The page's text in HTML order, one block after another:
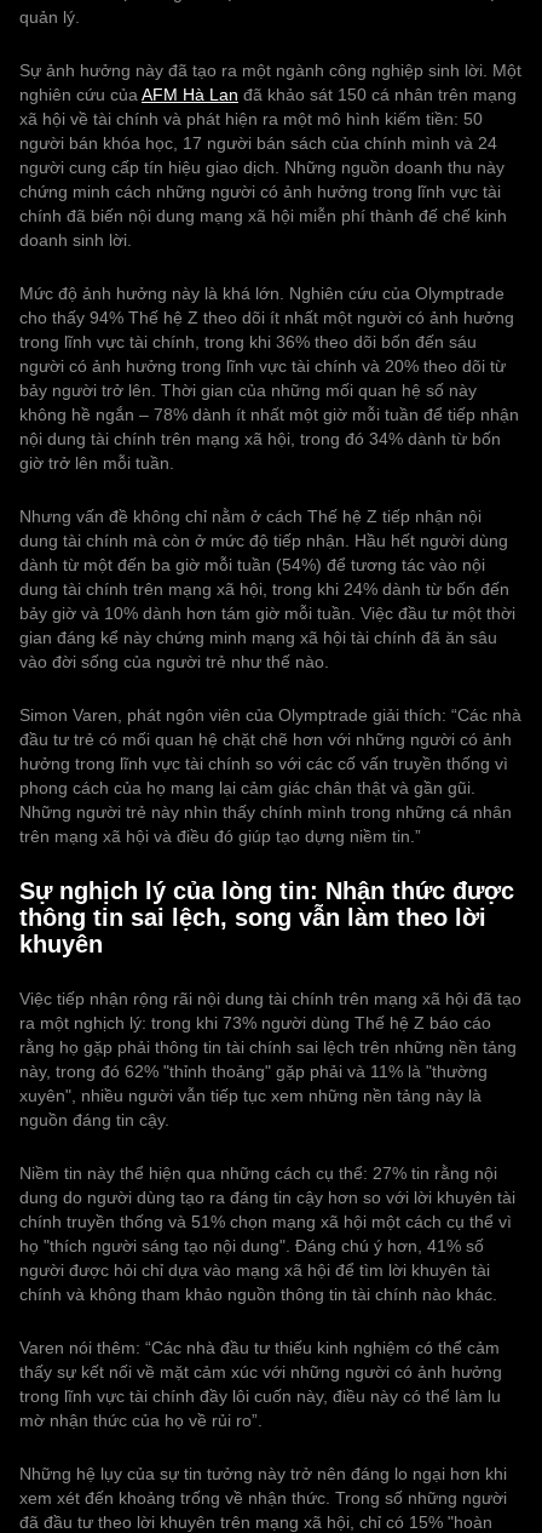
quản lý.
Sự ảnh hưởng này đã tạo ra một ngành công nghiệp sinh lời. Một
nghiên cứu của AFM Hà Lan đã khảo sát 150 cá nhân trên mạng
xã hội về tài chính và phát hiện ra một mô hình kiếm tiền: 50
người bán khóa học, 17 người bán sách của chính mình và 24
người cung cấp tín hiệu giao dịch. Những nguồn doanh thu này
chứng minh cách những người có ảnh hưởng trong lĩnh vực tài
chính đã biến nội dung mạng xã hội miễn phí thành đế chế kinh
doanh sinh lời.
Mức độ ảnh hưởng này là khá lớn. Nghiên cứu của Olymptrade
cho thấy 94% Thế hệ Z theo dõi ít ‌‌nhất một người có ảnh hưởng
trong lĩnh vực tài chính, trong khi 36% theo dõi bốn đến sáu
người có ảnh hưởng trong lĩnh vực tài chính và 20% theo dõi từ
bảy người trở lên. Thời gian của những mối quan hệ số này
không hề ngắn – 78% dành ít nhất một giờ mỗi tuần để tiếp nhận
nội dung tài chính trên mạng xã hội, trong đó 34% dành từ bốn
giờ trở lên mỗi tuần.
Nhưng vấn đề không chỉ nằm ở cách Thế hệ Z tiếp nhận nội
dung tài chính mà còn ở mức độ tiếp nhận. Hầu hết người dùng
dành từ một đến ba giờ mỗi tuần (54%) để tương tác vào nội
dung tài chính trên mạng xã hội, trong khi 24% dành từ bốn đến
bảy giờ và 10% dành hơn tám giờ mỗi tuần. Việc đầu tư một thời
gian đáng kể này chứng minh mạng xã hội tài chính đã ăn sâu
vào đời sống của người trẻ như thế nào.
Simon Varen, phát ngôn viên của Olymptrade giải thích: “Các nhà
đầu tư trẻ có mối quan hệ chặt chẽ hơn với những người có ảnh
hưởng trong lĩnh vực tài chính so với các cố vấn truyền thống vì
phong cách của họ mang lại cảm giác chân thật và gần gũi.
Những người trẻ này nhìn thấy chính mình trong những cá nhân
trên mạng xã hội và điều đó giúp tạo dựng niềm tin.”
Sự nghịch lý của lòng tin: Nhận thức được
thông tin sai lệch, song vẫn làm theo lời
khuyên
Việc tiếp nhận rộng rãi nội dung tài chính trên mạng xã hội đã tạo
ra một nghịch lý: trong khi 73% người dùng Thế hệ Z báo cáo
rằng họ gặp phải thông tin tài chính sai lệch trên những nền tảng
này, trong đó 62% "thỉnh thoảng" gặp phải và 11% là "thường
xuyên", nhiều người vẫn tiếp tục xem những nền tảng này là
nguồn đáng tin cậy.
Niềm tin này thể hiện qua những cách cụ thể: 27% tin rằng nội
dung do người dùng tạo ra đáng tin cậy hơn so với lời khuyên tài
chính truyền thống và 51% chọn mạng xã hội một cách cụ thể vì
họ "thích người sáng tạo nội dung". Đáng chú ý hơn, 41% số
người được hỏi chỉ dựa vào mạng xã hội để tìm lời khuyên tài
chính và không tham khảo nguồn thông tin tài chính nào khác.
Varen nói thêm: “Các nhà đầu tư thiếu kinh nghiệm có thể cảm
thấy sự kết nối về mặt cảm xúc với những người có ảnh hưởng
trong lĩnh vực tài chính đầy lôi cuốn này, điều này có thể làm lu
mờ nhận thức của họ về rủi ro”.
Những hệ lụy của sự tin tưởng này trở nên đáng lo ngại hơn khi
xem xét đến khoảng trống về nhận thức. Trong số những người
đã đầu tư theo lời khuyên trên mạng xã hội, chỉ có 15% "hoàn